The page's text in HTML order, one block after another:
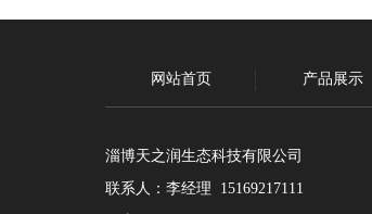
网站首页 产品展示
淄博天之润生态科技有限公司
联系人：李经理 15169217111